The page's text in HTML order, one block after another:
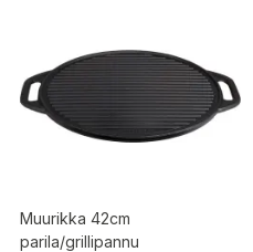
Muurikka 42cm
parila/grillipannu